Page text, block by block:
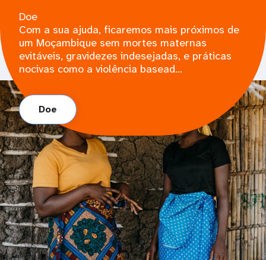
Doe
Com a sua ajuda, ficaremos mais próximos de
um Moçambique sem mortes maternas
evitáveis, gravidezes indesejadas, e práticas
nocivas como a violência basead...
Doe